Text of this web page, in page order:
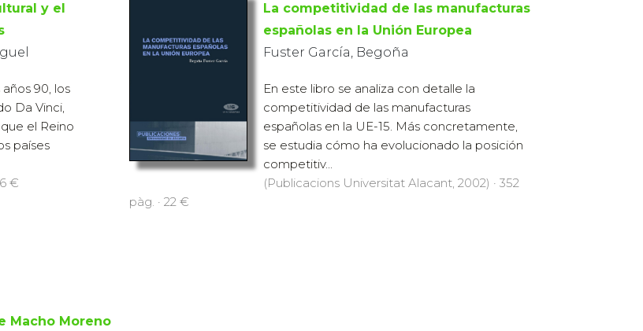
y el
90, los
Da Vinci,
el Reino
países
€
La competitividad de las manufacturas
españolas en la Unión Europea
Fuster García, Begoña
En este libro se analiza con detalle la
competitividad de las manufacturas
españolas en la UE-15. Más concretamente,
se estudia cómo ha evolucionado la posición
competitiv...
(Publicacions Universitat Alacant, 2002) · 352
pàg. · 22 €
Macho Moreno